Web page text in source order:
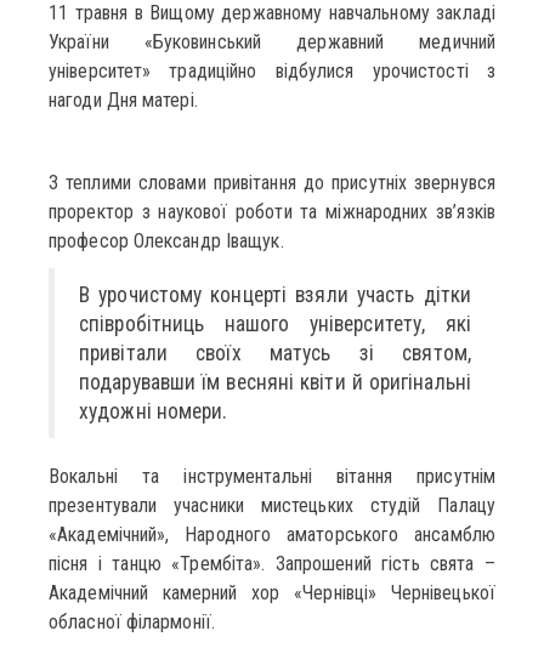
11 травня в Вищому державному навчальному закладі
України «Буковинський державний медичний
університет» традиційно відбулися урочистості з
нагоди Дня матері.
З теплими словами привітання до присутніх звернувся
проректор з наукової роботи та міжнародних зв’язків
професор Олександр Іващук.
В урочистому концерті взяли участь дітки
співробітниць нашого університету, які
привітали своїх матусь зі святом,
подарувавши їм весняні квіти й оригінальні
художні номери.
Вокальні та інструментальні вітання присутнім
презентували учасники мистецьких студій Палацу
«Академічний», Народного аматорського ансамблю
пісня і танцю «Трембіта». Запрошений гість свята –
Академічний камерний хор «Чернівці» Чернівецької
обласної філармонії.